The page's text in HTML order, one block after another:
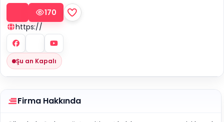
170
https://
Şu an Kapalı
Firma Hakkında